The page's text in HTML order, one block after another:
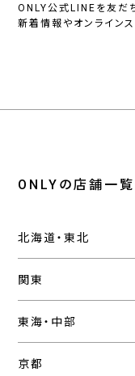
ONLY公式LINEを友だ
新着情報やオンライン
ONLYの店舗一覧
北海道・東北
関東
東海・中部
京都